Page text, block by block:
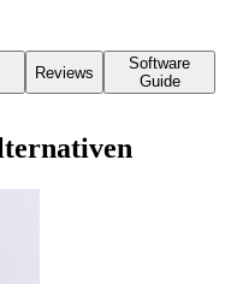
Reviews
Software
Guide